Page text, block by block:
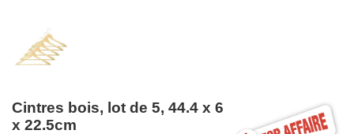
Cintres bois, lot de 5, 44.4 x 6
x 22.5cm